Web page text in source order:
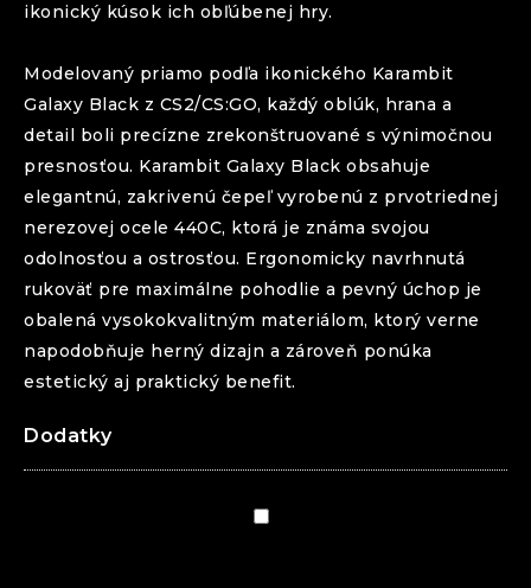
ikonický kúsok ich obľúbenej hry.
Modelovaný priamo podľa ikonického Karambit
Galaxy Black z CS2/CS:GO, každý oblúk, hrana a
detail boli precízne zrekonštruované s výnimočnou
presnosťou. Karambit Galaxy Black obsahuje
elegantnú, zakrivenú čepeľ vyrobenú z prvotriednej
nerezovej ocele 440C, ktorá je známa svojou
odolnosťou a ostrosťou. Ergonomicky navrhnutá
rukoväť pre maximálne pohodlie a pevný úchop je
obalená vysokokvalitným materiálom, ktorý verne
napodobňuje herný dizajn a zároveň ponúka
estetický aj praktický benefit.
Dodatky